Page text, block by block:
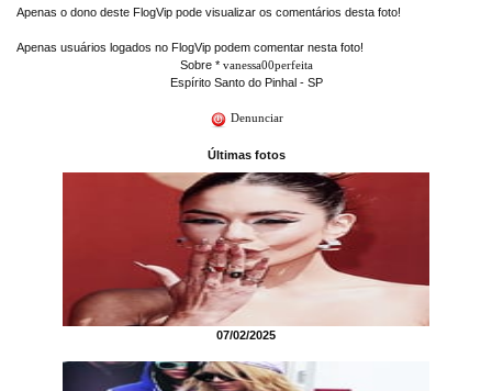
Apenas o dono deste FlogVip pode visualizar os comentários desta foto!
Apenas usuários logados no FlogVip podem comentar nesta foto!
Sobre * vanessa00perfeita
Espírito Santo do Pinhal - SP
Denunciar
Últimas fotos
07/02/2025